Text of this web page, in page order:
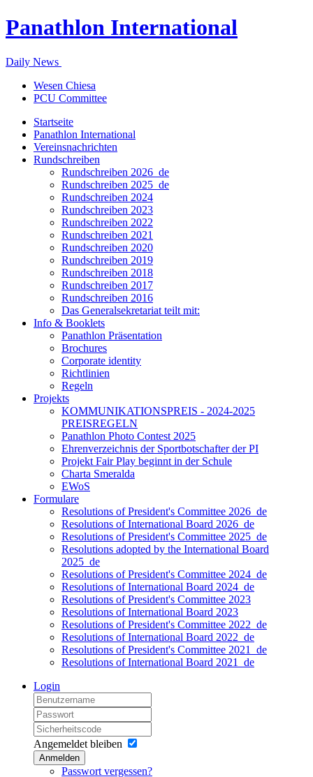
Panathlon International
Daily News
Wesen Chiesa
PCU Committee
Startseite
Panathlon International
Vereinsnachrichten
Rundschreiben
Rundschreiben 2026_de
Rundschreiben 2025_de
Rundschreiben 2024
Rundschreiben 2023
Rundschreiben 2022
Rundschreiben 2021
Rundschreiben 2020
Rundschreiben 2019
Rundschreiben 2018
Rundschreiben 2017
Rundschreiben 2016
Das Generalsekretariat teilt mit:
Info & Booklets
Panathlon Präsentation
Brochures
Corporate identity
Richtlinien
Regeln
Projekts
KOMMUNIKATIONSPREIS - 2024-2025
PREISREGELN
Panathlon Photo Contest 2025
Ehrenverzeichnis der Sportbotschafter der PI
Projekt Fair Play beginnt in der Schule
Charta Smeralda
EWoS
Formulare
Resolutions of President's Committee 2026_de
Resolutions of International Board 2026_de
Resolutions of President's Committee 2025_de
Resolutions adopted by the International Board
2025_de
Resolutions of President's Committee 2024_de
Resolutions of International Board 2024_de
Resolutions of President's Committee 2023
Resolutions of International Board 2023
Resolutions of President's Committee 2022_de
Resolutions of International Board 2022_de
Resolutions of President's Committee 2021_de
Resolutions of International Board 2021_de
Login
Angemeldet bleiben
Anmelden
Passwort vergessen?